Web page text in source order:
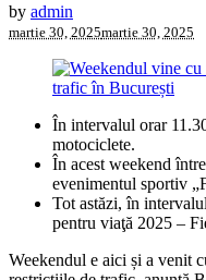
by admin
martie 30, 2025martie 30, 2025
În intervalul orar
motociclete.
În acest weekend
evenimentul sportiv
Tot astăzi, în
pentru viaţă 2025 –
Weekendul e aici și a venit